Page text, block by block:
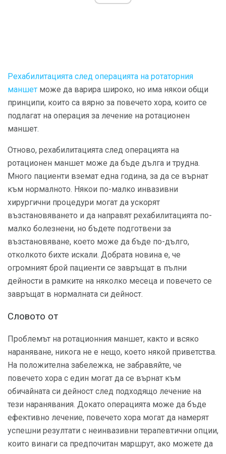
Рехабилитацията след операцията на ротаторния
маншет може да варира широко, но има някои общи
принципи, които са вярно за повечето хора, които се
подлагат на операция за лечение на ротационен
маншет.
Отново, рехабилитацията след операцията на
ротационен маншет може да бъде дълга и трудна.
Много пациенти вземат една година, за да се върнат
към нормалното. Някои по-малко инвазивни
хирургични процедури могат да ускорят
възстановяването и да направят рехабилитацията по-
малко болезнени, но бъдете подготвени за
възстановяване, което може да бъде по-дълго,
отколкото бихте искали. Добрата новина е, че
огромният брой пациенти се завръщат в пълни
дейности в рамките на няколко месеца и повечето се
завръщат в нормалната си дейност.
Словото от
Проблемът на ротационния маншет, както и всяко
нараняване, никога не е нещо, което някой приветства.
На положителна забележка, не забравяйте, че
повечето хора с един могат да се върнат към
обичайната си дейност след подходящо лечение на
тези наранявания. Докато операцията може да бъде
ефективно лечение, повечето хора могат да намерят
успешни резултати с неинвазивни терапевтични опции,
които винаги са предпочитан маршрут, ако можете да